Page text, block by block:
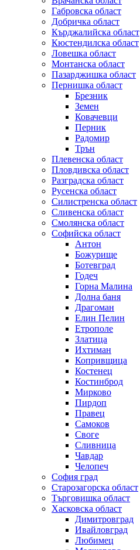
Габровска област
Добричка област
Кърджалийска област
Кюстендилска област
Ловешка област
Монтанска област
Пазарджишка област
Пернишка област
Брезник
Земен
Ковачевци
Перник
Радомир
Трън
Плевенска област
Пловдивска област
Разградска област
Русенска област
Силистренска област
Сливенска област
Смолянска област
Софийска област
Антон
Божурище
Ботевград
Годеч
Горна Малина
Долна баня
Драгоман
Елин Пелин
Етрополе
Златица
Ихтиман
Копривщица
Костенец
Костинброд
Мирково
Пирдоп
Правец
Самоков
Своге
Сливница
Чавдар
Челопеч
София град
Старозагорска област
Търговишка област
Хасковска област
Димитровград
Ивайловград
Любимец